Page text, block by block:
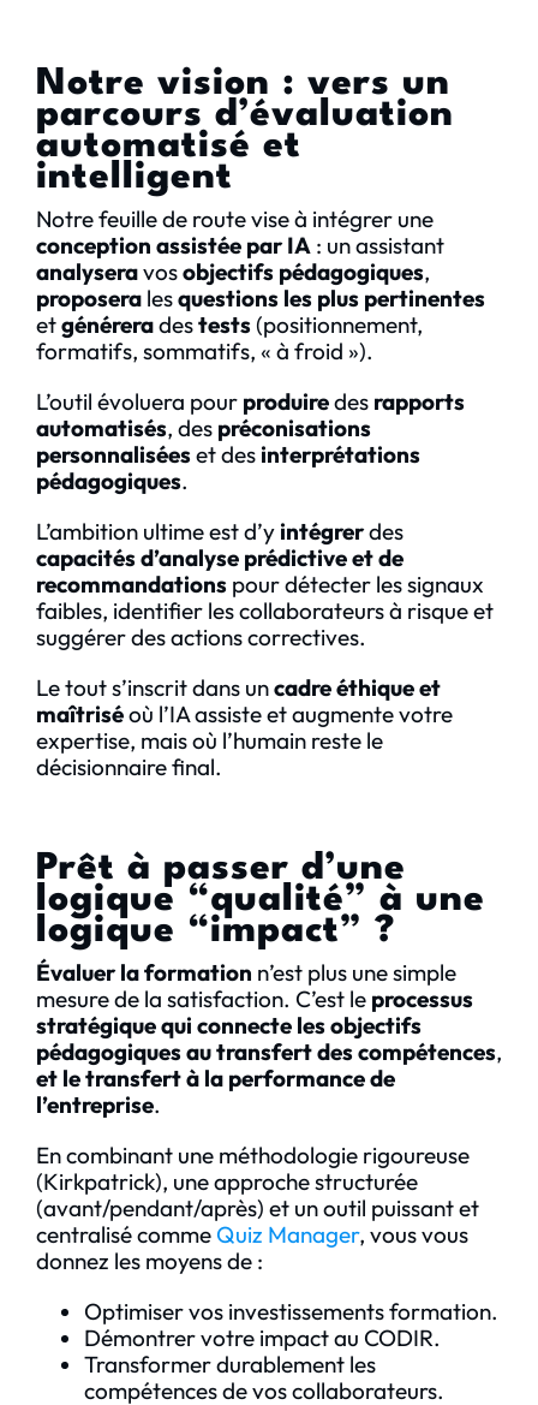
Notre vision : vers un
parcours d’évaluation
automatisé et
intelligent
Notre feuille de route vise à intégrer une
conception assistée par IA: un assistant
analyseravosobjectifs pédagogiques,
proposera lesquestions les plus pertinentes
etgénéreradestests(positionnement,
formatifs, sommatifs, « à froid »).
L’outil évoluera pour produiredes rapports
automatisés, des préconisations
personnaliséeset des interprétations
pédagogiques.
L’ambition ultime est d’y intégrerdes
capacités d’analyse prédictive et de
recommandationspour détecter les signaux
faibles, identifier les collaborateurs à risque et
suggérer des actions correctives.
Le tout s’inscrit dans uncadre éthique et
maîtriséoù l’IA assiste et augmente votre
expertise, mais où l’humain reste le
décisionnaire final.
Prêt à passer d’une
logique “qualité” à une
logique “impact” ?
Évaluer la formation n’est plus une simple
mesure de la satisfaction. C’est le processus
stratégique qui connecte les objectifs
pédagogiques au transfert des compétences,
et le transfert à la performance de
l’entreprise.
En combinant une méthodologie rigoureuse
(Kirkpatrick), une approche structurée
(avant/pendant/après) et un outil puissant et
centralisé comme Quiz Manager, vous vous
donnez les moyens de :
Optimiser vos investissements formation.
Démontrer votre impact au CODIR.
Transformer durablement les
compétences de vos collaborateurs.